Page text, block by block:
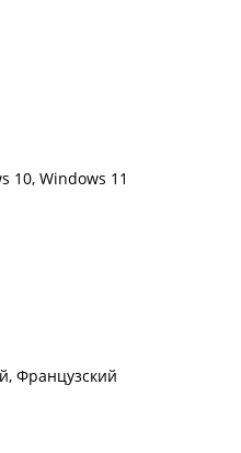
10, Windows 11
Французский